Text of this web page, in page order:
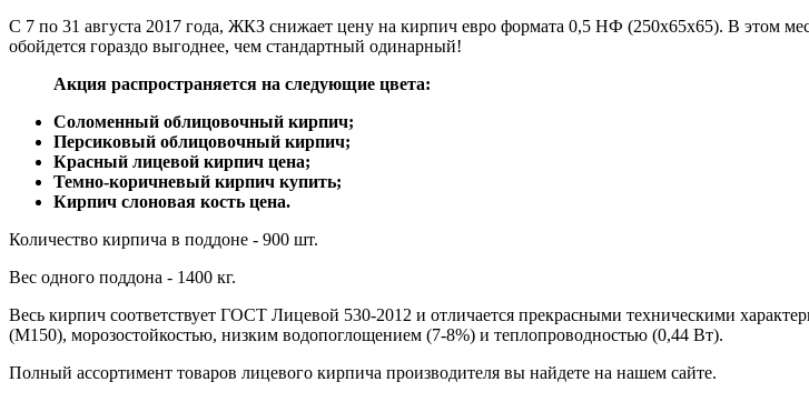
С 7 по 31 августа 2017 года, ЖКЗ снижает цену на кирпич евро формата 0,5 НФ (250х65х65). В этом
обойдется гораздо выгоднее, чем стандартный одинарный!
Акция распространяется на следующие цвета:
Соломенный облицовочный кирпич;
Персиковый облицовочный кирпич;
Красный лицевой кирпич цена;
Темно-коричневый кирпич купить;
Кирпич слоновая кость цена.
Количество кирпича в поддоне - 900 шт.
Вес одного поддона - 1400 кг.
Весь кирпич соответствует ГОСТ Лицевой 530-2012 и отличается прекрасными техническими
(М150), морозостойкостью, низким водопоглощением (7-8%) и теплопроводностью (0,44 Вт).
Полный ассортимент товаров лицевого кирпича производителя вы найдете на нашем сайте.